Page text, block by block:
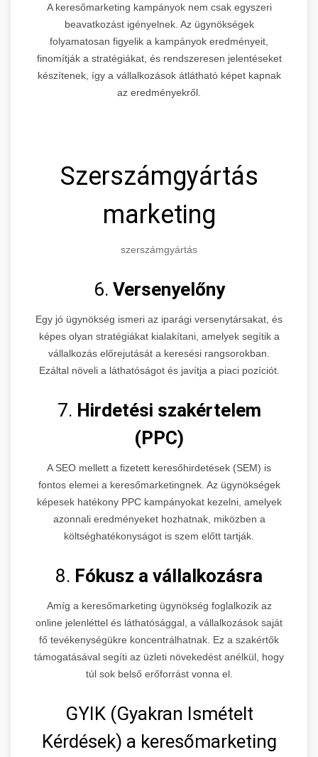
A keresőmarketing kampányok nem csak egyszeri
beavatkozást igényelnek. Az ügynökségek
folyamatosan figyelik a kampányok eredményeit,
finomítják a stratégiákat, és rendszeresen jelentéseket
készítenek, így a vállalkozások átlátható képet kapnak
az eredményekről.
Szerszámgyártás
marketing
szerszámgyártás
6. Versenyelőny
Egy jó ügynökség ismeri az iparági versenytársakat, és
képes olyan stratégiákat kialakítani, amelyek segítik a
vállalkozás előrejutását a keresési rangsorokban.
Ezáltal növeli a láthatóságot és javítja a piaci pozíciót.
7. Hirdetési szakértelem
(PPC)
A SEO mellett a fizetett keresőhirdetések (SEM) is
fontos elemei a keresőmarketingnek. Az ügynökségek
képesek hatékony PPC kampányokat kezelni, amelyek
azonnali eredményeket hozhatnak, miközben a
költséghatékonyságot is szem előtt tartják.
8. Fókusz a vállalkozásra
Amíg a keresőmarketing ügynökség foglalkozik az
online jelenléttel és láthatósággal, a vállalkozások saját
fő tevékenységükre koncentrálhatnak. Ez a szakértők
támogatásával segíti az üzleti növekedést anélkül, hogy
túl sok belső erőforrást vonna el.
GYIK (Gyakran Ismételt
Kérdések) a keresőmarketing